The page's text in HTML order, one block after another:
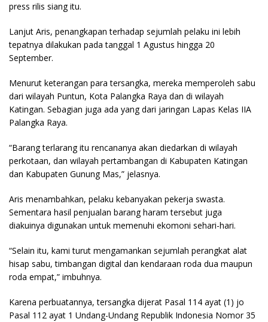
press rilis siang itu.
Lanjut Aris, penangkapan terhadap sejumlah pelaku ini lebih
tepatnya dilakukan pada tanggal 1 Agustus hingga 20
September.
Menurut keterangan para tersangka, mereka memperoleh sabu
dari wilayah Puntun, Kota Palangka Raya dan di wilayah
Katingan. Sebagian juga ada yang dari jaringan Lapas Kelas IIA
Palangka Raya.
“Barang terlarang itu rencananya akan diedarkan di wilayah
perkotaan, dan wilayah pertambangan di Kabupaten Katingan
dan Kabupaten Gunung Mas,” jelasnya.
Aris menambahkan, pelaku kebanyakan pekerja swasta.
Sementara hasil penjualan barang haram tersebut juga
diakuinya digunakan untuk memenuhi ekomoni sehari-hari.
“Selain itu, kami turut mengamankan sejumlah perangkat alat
hisap sabu, timbangan digital dan kendaraan roda dua maupun
roda empat,” imbuhnya.
Karena perbuatannya, tersangka dijerat Pasal 114 ayat (1) jo
Pasal 112 ayat 1 Undang-Undang Republik Indonesia Nomor 35